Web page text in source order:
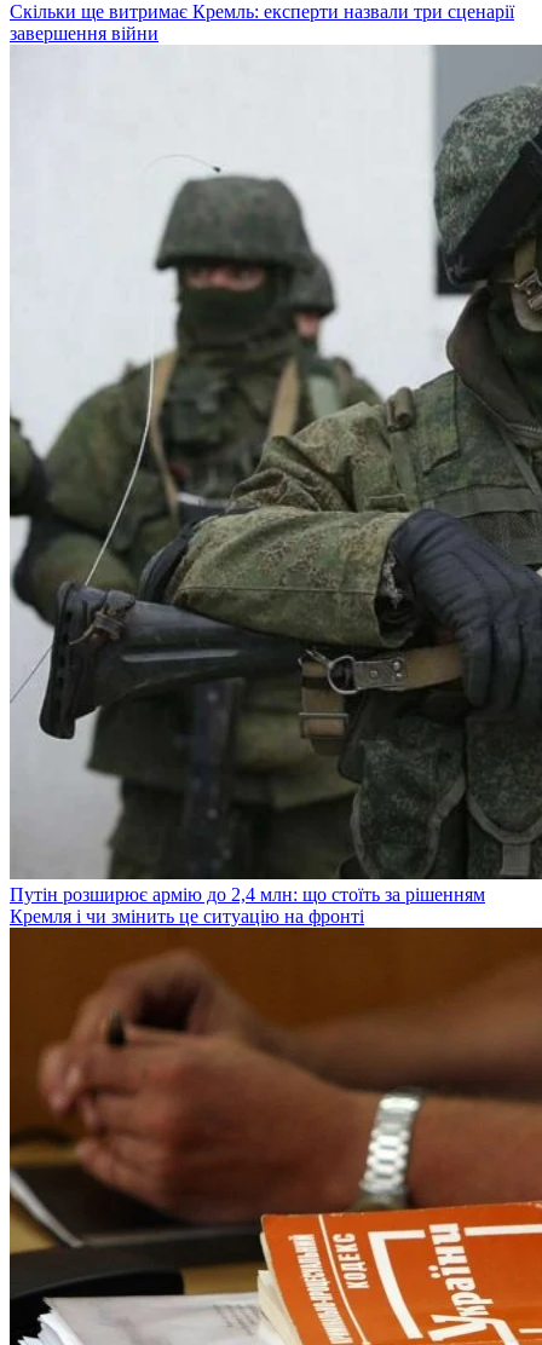
Скільки ще витримає Кремль: експерти назвали три сценарії
завершення війни
Путін розширює армію до 2,4 млн: що стоїть за рішенням
Кремля і чи змінить це ситуацію на фронті